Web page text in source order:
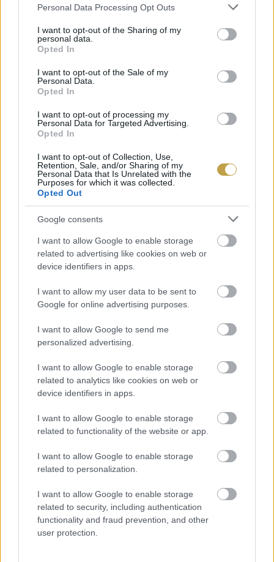
Please note that this website/app uses one or more Google
not limited to your visit or usage behaviour. You may click to
grant or deny consent to Google and its third-party tags to
use your data for below specified purposes in below Google
consent section.
Personal Data Processing Opt Outs
I want to opt-out of the Sharing of my
personal data.
Opted In
I want to opt-out of the Sale of my
Personal Data.
Opted In
I want to opt-out of processing my
Personal Data for Targeted Advertising.
Opted In
I want to opt-out of Collection, Use,
Retention, Sale, and/or Sharing of my
Personal Data that Is Unrelated with the
Purposes for which it was collected.
Opted Out
Google consents
I want to allow Google to enable storage
related to advertising like cookies on web or
device identifiers in apps.
I want to allow my user data to be sent to
Google for online advertising purposes.
I want to allow Google to send me
personalized advertising.
I want to allow Google to enable storage
related to analytics like cookies on web or
device identifiers in apps.
I want to allow Google to enable storage
related to functionality of the website or app.
I want to allow Google to enable storage
related to personalization.
I want to allow Google to enable storage
related to security, including authentication
functionality and fraud prevention, and other
user protection.
EZEK IS ÉRDEKELHETNEK
Kortyok
EGY ÚJABB HELYEN VÉGZIK MÁR A BOROK
ANALITIKAI VIZSGÁLATÁT!
A Nemzeti Akkreditáló Hatóság döntése értelmében
mostantól egy újabb intézetben végzik a borok forgalomba
hozatalához szükséges analitikai vizsgálatot. A Pécsi
Tudományegyetem Szőlészeti és Borászati Kutatóintézet